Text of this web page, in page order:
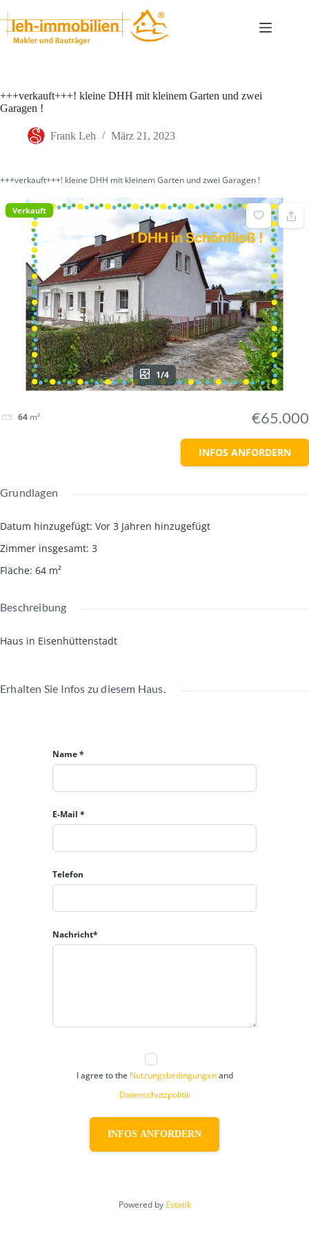
Inhalt
springen
+++verkauft+++! kleine DHH mit kleinem Garten und zwei
Garagen !
Frank Leh März 21, 2023
+++verkauft+++! kleine DHH mit kleinem Garten und zwei Garagen !
Verkauft
1/4
64 m² €65.000
INFOS ANFORDERN
Grundlagen
Datum hinzugefügt: Vor 3 Jahren hinzugefügt
Zimmer insgesamt: 3
Fläche: 64 m²
Beschreibung
Haus in Eisenhüttenstadt
Erhalten Sie Infos zu diesem Haus.
Name *
E-Mail *
Telefon
Nachricht*
I agree to the Nutzungsbedingungenand
Datenschutzpolitik
INFOS ANFORDERN
Powered by Estatik